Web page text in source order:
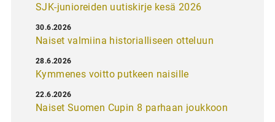
SJK-junioreiden uutiskirje kesä 2026
Naiset valmiina historialliseen otteluun
30.6.2026
Kymmenes voitto putkeen naisille
28.6.2026
Naiset Suomen Cupin 8 parhaan joukkoon
22.6.2026